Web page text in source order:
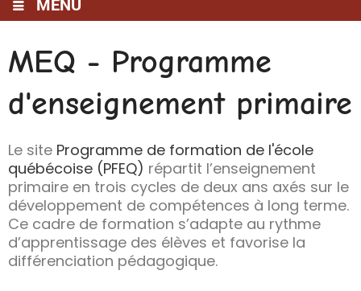
MENU
MEQ - Programme
d'enseignement primaire
Le site Programme de formation de l'école
québécoise (PFEQ) répartit l’enseignement
primaire en trois cycles de deux ans axés sur le
développement de compétences à long terme.
Ce cadre de formation s’adapte au rythme
d’apprentissage des élèves et favorise la
différenciation pédagogique.